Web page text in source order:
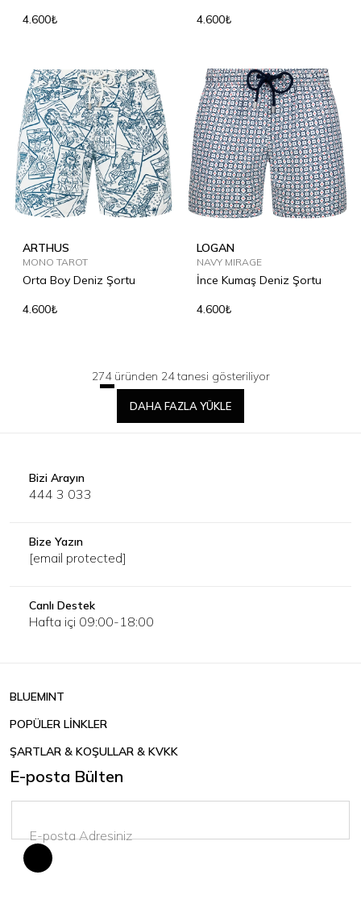
4.600₺
4.600₺
ARTHUS
MONO TAROT
Orta Boy Deniz Şortu
4.600₺
LOGAN
NAVY MIRAGE
İnce Kumaş Deniz Şortu
4.600₺
274 üründen 24 tanesi gösteriliyor
DAHA FAZLA YÜKLE
Bizi Arayın
444 3 033
Bize Yazın
[email protected]
Canlı Destek
Hafta içi 09:00-18:00
BLUEMINT
POPÜLER LİNKLER
ŞARTLAR & KOŞULLAR & KVKK
E-posta Bülten